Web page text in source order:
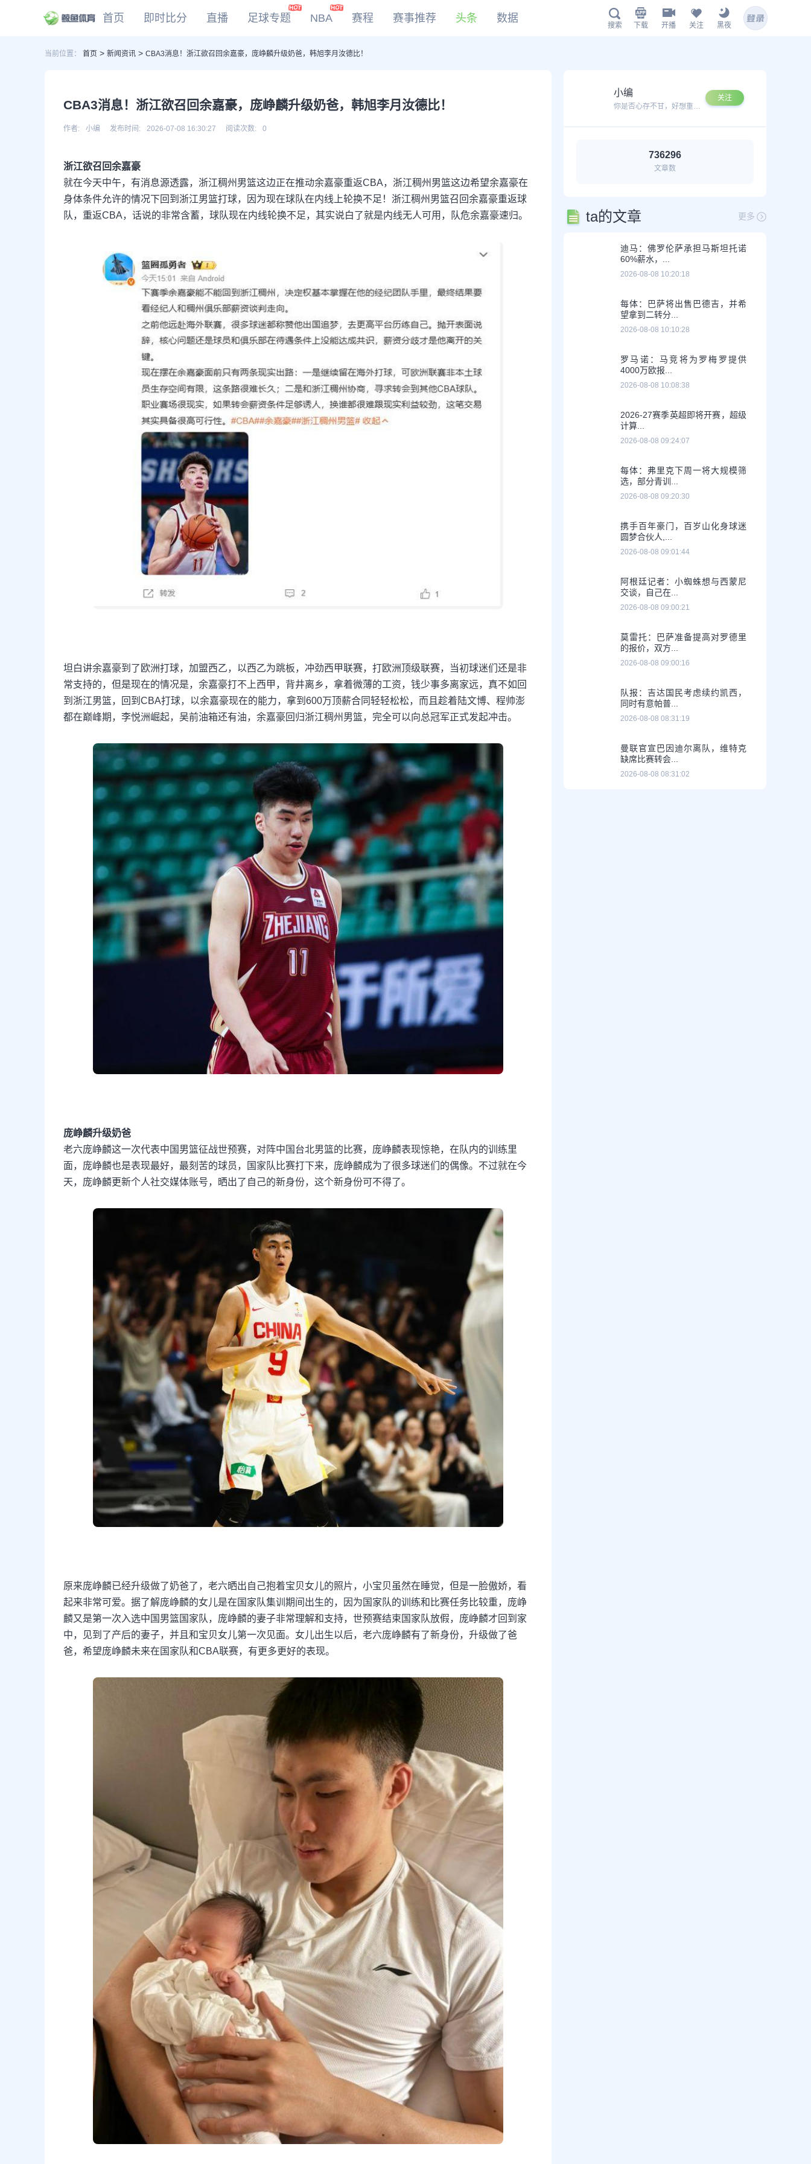
首页 即时比分
足球 比分
电竞比分
欧冠
德甲
NBA
NCAA
DOTA2
KOG
直播
CBA
DOTA2
KOG
足球专题 NBA 赛程 赛事推荐
足球推荐
头条
头条
数据
足球资料库
搜索 下载 开播 关注 黑夜
当前位置： 首页 > 新闻资讯 > CBA3消息！浙江欲召回余嘉豪，庞峥麟升级奶爸，韩旭李月汝德比！
CBA3消息！浙江欲召回余嘉豪，庞峥麟升级奶爸，韩旭李月汝德比！
作者: 小编 发布时间: 2026-07-08 16:30:27 阅读次数: 0
浙江欲召回余嘉豪
就在今天中午，有消息源透露，浙江稠州男篮这边正在推动余嘉豪重返CBA，浙江稠州男篮这边希望余嘉豪在
身体条件允许的情况下回到浙江男篮打球，因为现在球队在内线上轮换不足！浙江稠州男篮召回余嘉豪重返球
队，重返CBA，话说的非常含蓄，球队现在内线轮换不足，其实说白了就是内线无人可用，队危余嘉豪速归。
坦白讲余嘉豪到了欧洲打球，加盟西乙，以西乙为跳板，冲劲西甲联赛，打欧洲顶级联赛，当初球迷们还是非
常支持的，但是现在的情况是，余嘉豪打不上西甲，背井离乡，拿着微薄的工资，钱少事多离家远，真不如回
到浙江男篮，回到CBA打球，以余嘉豪现在的能力，拿到600万顶薪合同轻轻松松，而且趁着陆文博、程帅澎
都在巅峰期，李悦洲崛起，吴前油箱还有油，余嘉豪回归浙江稠州男篮，完全可以向总冠军正式发起冲击。
庞峥麟升级奶爸
老六庞峥麟这一次代表中国男篮征战世预赛，对阵中国台北男篮的比赛，庞峥麟表现惊艳，在队内的训练里
面，庞峥麟也是表现最好，最刻苦的球员，国家队比赛打下来，庞峥麟成为了很多球迷们的偶像。不过就在今
天，庞峥麟更新个人社交媒体账号，晒出了自己的新身份，这个新身份可不得了。
原来庞峥麟已经升级做了奶爸了，老六晒出自己抱着宝贝女儿的照片，小宝贝虽然在睡觉，但是一脸傲娇，看
起来非常可爱。据了解庞峥麟的女儿是在国家队集训期间出生的，因为国家队的训练和比赛任务比较重，庞峥
麟又是第一次入选中国男篮国家队，庞峥麟的妻子非常理解和支持，世预赛结束国家队放假，庞峥麟才回到家
中，见到了产后的妻子，并且和宝贝女儿第一次见面。女儿出生以后，老六庞峥麟有了新身份，升级做了爸
爸，希望庞峥麟未来在国家队和CBA联赛，有更多更好的表现。
小编
关注
你是否心存不甘，好想重新再次搏杀一番？
736296
文章数
ta的文章 更多
迪马：佛罗伦萨承担马斯坦托诺
60%薪水，...
2026-08-08 10:20:18
每体：巴萨将出售巴德吉，并希
望拿到二转分...
2026-08-08 10:10:28
罗马诺：马竞将为罗梅罗提供
4000万欧报...
2026-08-08 10:08:38
2026-27赛季英超即将开赛，超级
计算...
2026-08-08 09:24:07
每体：弗里克下周一将大规模筛
选，部分青训...
2026-08-08 09:20:30
携手百年豪门，百岁山化身球迷
圆梦合伙人,...
2026-08-08 09:01:44
阿根廷记者：小蜘蛛想与西蒙尼
交谈，自己在...
2026-08-08 09:00:21
莫雷托：巴萨准备提高对罗德里
的报价，双方...
2026-08-08 09:00:16
队报：吉达国民考虑续约凯西，
同时有意帕普...
2026-08-08 08:31:19
曼联官宣巴因迪尔离队，维特克
缺席比赛转会...
2026-08-08 08:31:02